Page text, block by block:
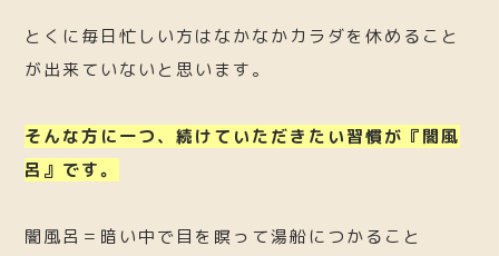
とくに毎日忙しい方はなかなかカラダを休めること
が出来ていないと思います。
そんな方に一つ、続けていただきたい習慣が『闇風
呂』です。
闇風呂＝暗い中で目を瞑って湯船につかること